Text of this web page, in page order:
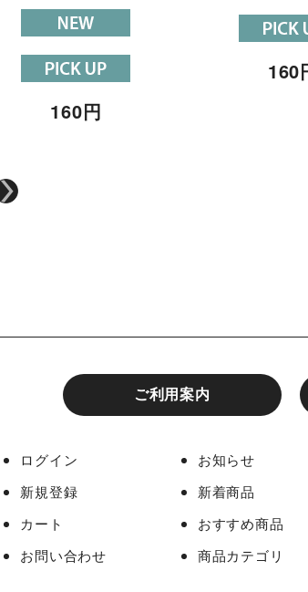
160円
160
ご利用案内
ログイン
新規登録
カート
お問い合わせ
お知らせ
新着商品
おすすめ商品
商品カテゴリ